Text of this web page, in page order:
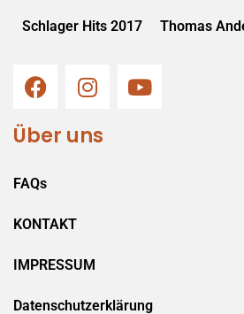
Schlager Hits 2017 Thomas
Über uns
FAQs
KONTAKT
IMPRESSUM
Datenschutzerklärung